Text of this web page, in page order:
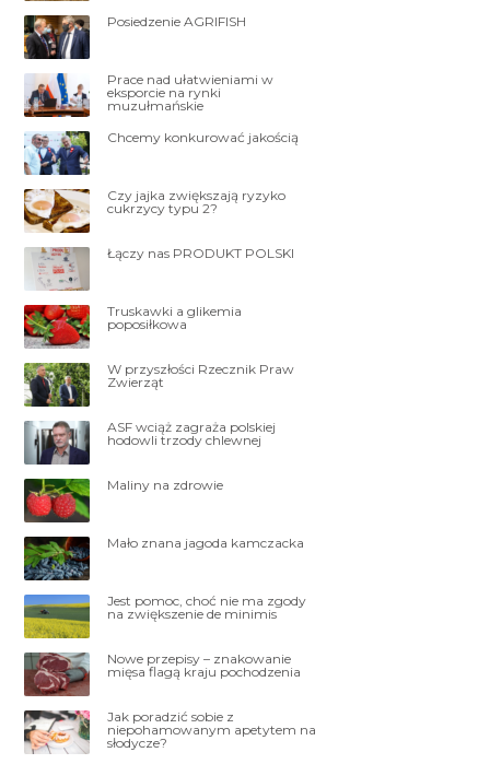
Posiedzenie AGRIFISH
Prace nad ułatwieniami w
eksporcie na rynki
muzułmańskie
Chcemy konkurować jakością
Czy jajka zwiększają ryzyko
cukrzycy typu 2?
Łączy nas PRODUKT POLSKI
Truskawki a glikemia
poposiłkowa
W przyszłości Rzecznik Praw
Zwierząt
ASF wciąż zagraża polskiej
hodowli trzody chlewnej
Maliny na zdrowie
Mało znana jagoda kamczacka
Jest pomoc, choć nie ma zgody
na zwiększenie de minimis
Nowe przepisy – znakowanie
mięsa flagą kraju pochodzenia
Jak poradzić sobie z
niepohamowanym apetytem na
słodycze?